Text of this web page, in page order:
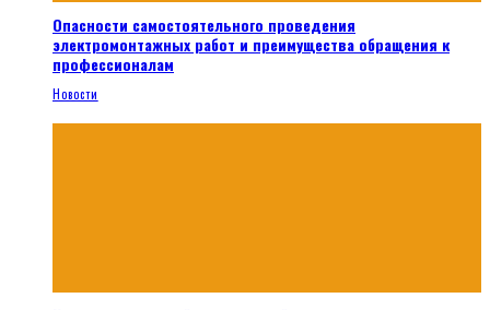
Опасности самостоятельного проведения
электромонтажных работ и преимущества обращения к
профессионалам
Новости